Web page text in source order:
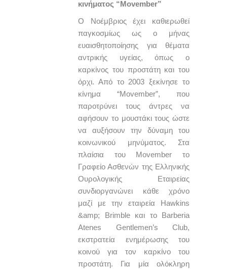
κινήματος “Movember”
Ο Νοέμβριος έχει καθιερωθεί
παγκοσμίως ως ο μήνας
ευαισθητοποίησης για θέματα
αντρικής υγείας, όπως ο
καρκίνος του προστάτη και του
όρχι. Από το 2003 ξεκίνησε το
κίνημα “Movember”, που
παροτρύνει τους άντρες να
αφήσουν το μουστάκι τους ώστε
να αυξήσουν την δύναμη του
κοινωνικού μηνύματος. Στα
πλαίσια του Movember το
Γραφείο Ασθενών της Ελληνικής
Ουρολογικής Εταιρείας
συνδιοργανώνει κάθε χρόνο
μαζί με την εταιρεία Hawkins
&amp; Brimble και το Barberia
Atenes Gentlemen’s Club,
εκστρατεία ενημέρωσης του
κοινού για τον καρκίνο του
προστάτη. Για μία ολόκληρη